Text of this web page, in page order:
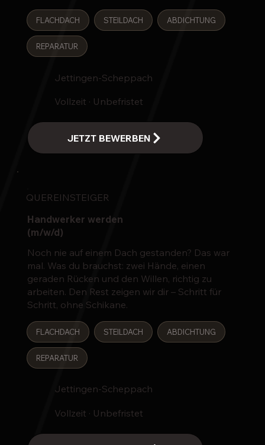
FLACHDACH STEILDACH ABDICHTUNG
REPARATUR
Jettingen-Scheppach
Vollzeit · Unbefristet
QUEREINSTEIGER
Handwerker werden
(m/w/d)
Noch nie auf einem Dach gestanden? Das war
mal. Was du brauchst: zwei Hände, einen
geraden Rücken und den Willen, richtig zu
arbeiten. Den Rest zeigen wir dir – Schritt für
Schritt, ohne Schikane.
FLACHDACH STEILDACH ABDICHTUNG
REPARATUR
Jettingen-Scheppach
Vollzeit · Unbefristet